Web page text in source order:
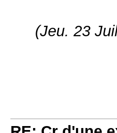
(Jeu. 23